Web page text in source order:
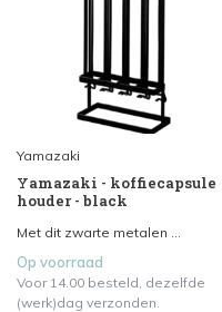
Yamazaki
Yamazaki - koffiecapsule
houder - black
Met dit zwarte metalen ...
Op voorraad
Voor 14.00 besteld, dezelfde
(werk)dag verzonden.